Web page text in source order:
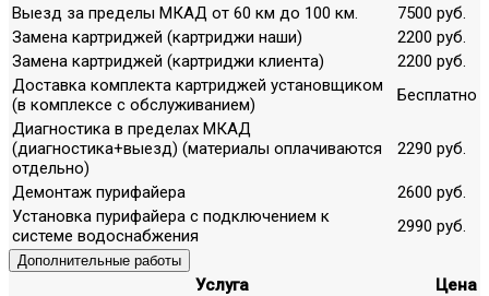
Выезд за пределы МКАД от 60 км до 100 км.
7500 руб.
Замена картриджей (картриджи наши)
2200 руб.
Замена картриджей (картриджи клиента)
2200 руб.
Доставка комплекта картриджей установщиком
(в комплексе с обслуживанием)
Бесплатно
Диагностика в пределах МКАД
(диагностика+выезд) (материалы оплачиваются
отдельно)
2290 руб.
Демонтаж пурифайера
2600 руб.
Установка пурифайера с подключением к
системе водоснабжения
2990 руб.
Дополнительные работы
Услуга
Цена